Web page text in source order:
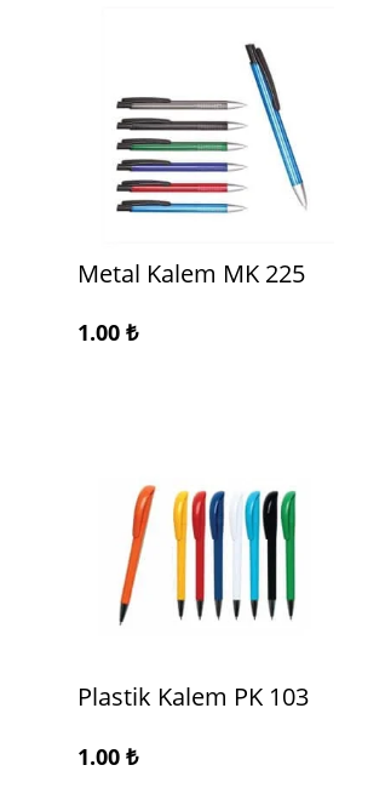
Metal Kalem MK 225
1.00 ₺
Plastik Kalem PK 103
1.00 ₺